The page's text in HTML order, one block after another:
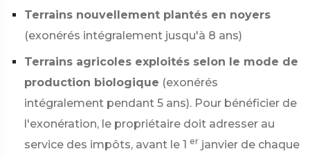
Terrains nouvellement plantés en noyers
(exonérés intégralement jusqu'à 8 ans)
Terrains agricoles exploités selon le mode de
production biologique (exonérés
intégralement pendant 5 ans). Pour bénéficier de
l'exonération, le propriétaire doit adresser au
service des impôts, avant le 1 er janvier de chaque